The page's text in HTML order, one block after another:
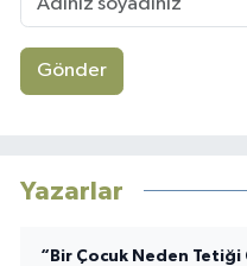
Gönder
Yazarlar
“Bir Çocuk Neden Tetiği